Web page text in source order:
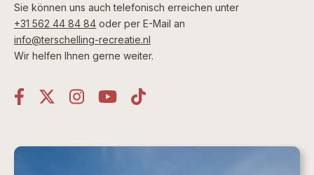
Sie können uns auch telefonisch erreichen unter
+31 562 44 84 84 oder per E-Mail an
info@terschelling-recreatie.nl
Wir helfen Ihnen gerne weiter.